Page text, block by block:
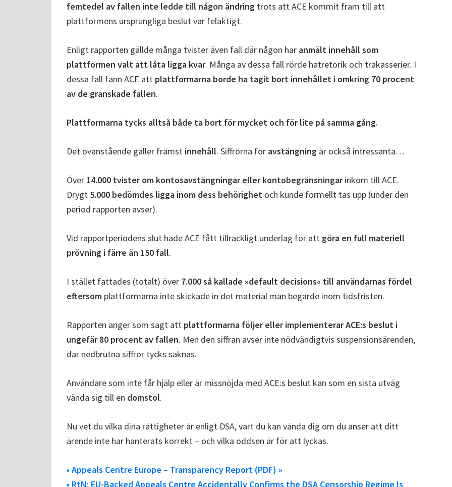
femtedel av fallen inte ledde till någon ändring trots att ACE kommit fram till att
plattformens ursprungliga beslut var felaktigt.
Enligt rapporten gällde många tvister även fall där någon har anmält innehåll som
plattformen valt att låta ligga kvar. Många av dessa fall rörde hatretorik och trakasserier. I
dessa fall fann ACE att plattformarna borde ha tagit bort innehållet i omkring 70 procent
av de granskade fallen.
Plattformarna tycks alltså både ta bort för mycket och för lite på samma gång.
Det ovanstående gäller främst innehåll. Siffrorna för avstängning är också intressanta…
Över 14.000 tvister om kontosavstängningar eller kontobegränsningarinkom till ACE.
Drygt 5.000 bedömdes ligga inom dess behörighet och kunde formellt tas upp (under den
period rapporten avser).
Vid rapportperiodens slut hade ACE fått tillräckligt underlag för att göra en full materiell
prövning i färre än 150 fall.
I stället fattades (totalt) över 7.000 så kallade »default decisions« till användarnas fördel
eftersom plattformarna inte skickade in det material man begärde inom tidsfristen.
Rapporten anger som sagt att plattformarna följer eller implementerar ACE:s beslut i
ungefär 80 procent av fallen. Men den siffran avser inte nödvändigtvis suspensionsärenden,
där nedbrutna siffror tycks saknas.
Användare som inte får hjälp eller är missnöjda med ACE:s beslut kan som en sista utväg
vända sig till en domstol.
Nu vet du vilka dina rättigheter är enligt DSA, vart du kan vända dig om du anser att ditt
ärende inte har hanterats korrekt – och vilka oddsen är för att lyckas.
• Appeals Centre Europe – Transparency Report (PDF) »
• RtN: EU-Backed Appeals Centre Accidentally Confirms the DSA Censorship Regime Is